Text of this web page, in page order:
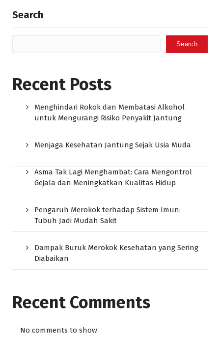
Search
Search
Recent Posts
Menghindari Rokok dan Membatasi Alkohol
untuk Mengurangi Risiko Penyakit Jantung
Menjaga Kesehatan Jantung Sejak Usia Muda
Asma Tak Lagi Menghambat: Cara Mengontrol
Gejala dan Meningkatkan Kualitas Hidup
Pengaruh Merokok terhadap Sistem Imun:
Tubuh Jadi Mudah Sakit
Dampak Buruk Merokok Kesehatan yang Sering
Diabaikan
Recent Comments
No comments to show.